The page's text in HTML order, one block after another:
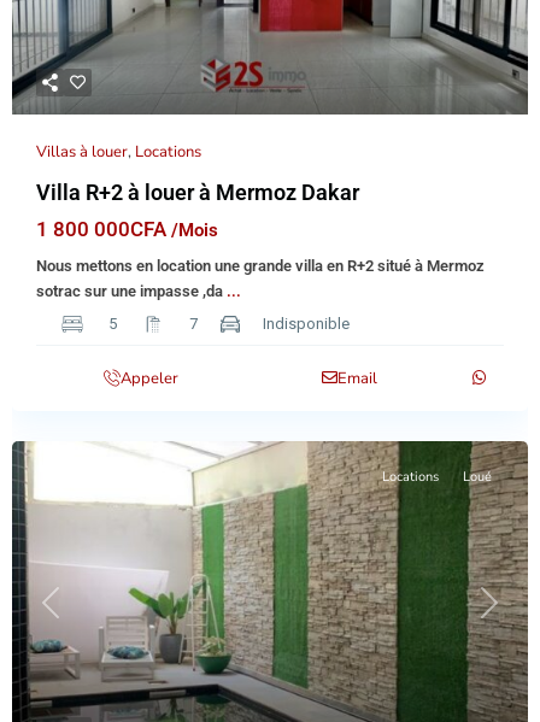
Villas à louer, Locations
Villa R+2 à louer à Mermoz Dakar
1 800 000CFA /Mois
Nous mettons en location une grande villa en R+2 situé à Mermoz
sotrac sur une impasse ,da ...
5
7 Indisponible
Appeler Email
Previous Next
Locations Loué